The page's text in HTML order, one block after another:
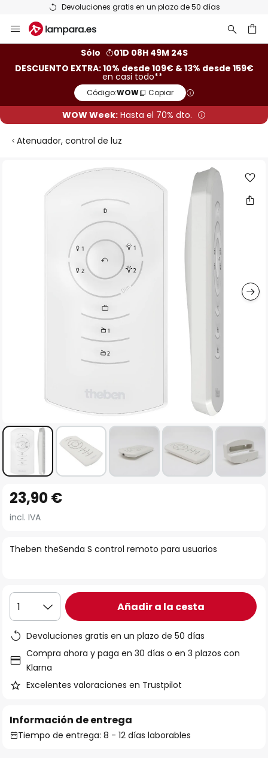
Devoluciones gratis en un plazo de 50 días
al
Sólo
01D 08H 49M 24S
DESCUENTO EXTRA: 10% desde 109€ & 13% desde 159€
en casi todo**
Código:WOW Copiar
WOW Week: Hasta el 70% dto.
Atenuador, control de luz
comienzo
imágenes
Theben theSenda S control remoto para usuarios
23,90 €
incl. IVA
1 Añadir a la cesta
Devoluciones gratis en un plazo de 50 días
Compra ahora y paga en 30 días o en 3 plazos con
Klarna
Excelentes valoraciones en Trustpilot
Información de entrega
Tiempo de entrega: 8 - 12 días laborables